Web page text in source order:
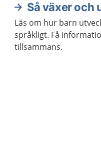
Så växer och
Läs om hur barn
språkligt. Få
tillsammans.